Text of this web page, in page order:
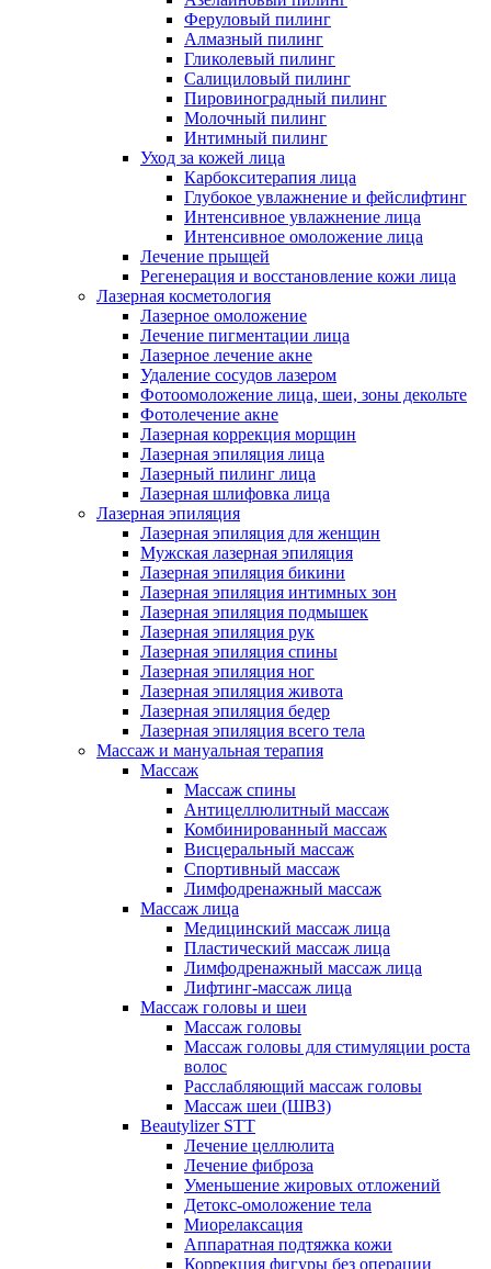
Феруловый пилинг
Алмазный пилинг
Гликолевый пилинг
Салициловый пилинг
Пировиноградный пилинг
Молочный пилинг
Интимный пилинг
Уход за кожей лица
Карбокситерапия лица
Глубокое увлажнение и фейслифтинг
Интенсивное увлажнение лица
Интенсивное омоложение лица
Лечение прыщей
Регенерация и восстановление кожи лица
Лазерная косметология
Лазерное омоложение
Лечение пигментации лица
Лазерное лечение акне
Удаление сосудов лазером
Фотоомоложение лица, шеи, зоны декольте
Фотолечение акне
Лазерная коррекция морщин
Лазерная эпиляция лица
Лазерный пилинг лица
Лазерная шлифовка лица
Лазерная эпиляция
Лазерная эпиляция для женщин
Мужская лазерная эпиляция
Лазерная эпиляция бикини
Лазерная эпиляция интимных зон
Лазерная эпиляция подмышек
Лазерная эпиляция рук
Лазерная эпиляция спины
Лазерная эпиляция ног
Лазерная эпиляция живота
Лазерная эпиляция бедер
Лазерная эпиляция всего тела
Массаж и мануальная терапия
Массаж
Массаж спины
Антицеллюлитный массаж
Комбинированный массаж
Висцеральный массаж
Спортивный массаж
Лимфодренажный массаж
Массаж лица
Медицинский массаж лица
Пластический массаж лица
Лимфодренажный массаж лица
Лифтинг-массаж лица
Массаж головы и шеи
Массаж головы
Массаж головы для стимуляции роста
волос
Расслабляющий массаж головы
Массаж шеи (ШВЗ)
Beautylizer STT
Лечение целлюлита
Лечение фиброза
Уменьшение жировых отложений
Детокс-омоложение тела
Миорелаксация
Аппаратная подтяжка кожи
Коррекция фигуры без операции